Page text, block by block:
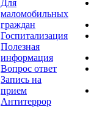
Для
маломобильных
граждан
Госпитализация
Полезная
информация
Вопрос ответ
Запись на
прием
Антитеррор